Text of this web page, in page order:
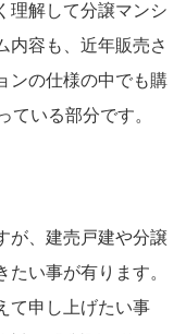
理解して分譲マンシ
内容も、近年販売さ
ンの仕様の中でも購
ている部分です。
が、建売戸建や分譲
い事が有ります。
て申し上げたい事